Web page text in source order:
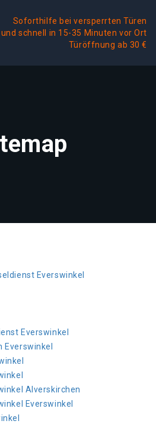
Soforthilfe bei versperrten Türen
schnell in 15-35 Minuten vor Ort
Türöffnung ab 30 €
Everswinkel
Everswinkel
Alverskirchen
Everswinkel